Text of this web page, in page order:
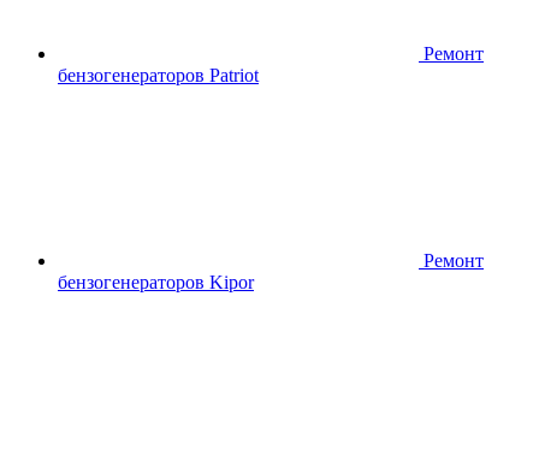
Ремонт
бензогенераторов Patriot
Ремонт
бензогенераторов Kipor